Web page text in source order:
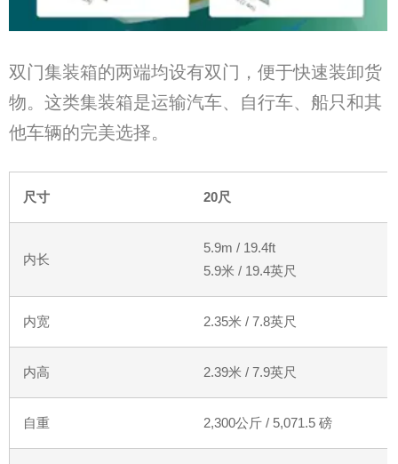
双门集装箱的两端均设有双门，便于快速装卸货
物。这类集装箱是运输汽车、自行车、船只和其
他车辆的完美选择。
尺寸 20尺
内长
5.9m / 19.4ft
5.9米 / 19.4英尺
内宽 2.35米 / 7.8英尺
内高 2.39米 / 7.9英尺
自重 2,300公斤 / 5,071.5 磅